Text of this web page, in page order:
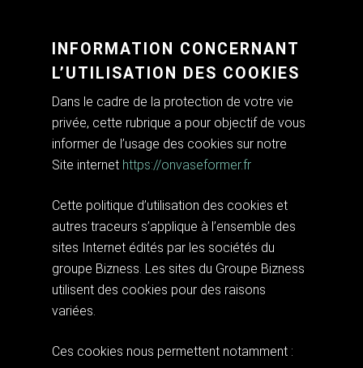
INFORMATION CONCERNANT
L’UTILISATION DES COOKIES
Dans le cadre de la protection de votre vie
privée, cette rubrique a pour objectif de vous
informer de l’usage des cookies sur notre
Site internet https://onvaseformer.fr
Cette politique d’utilisation des cookies et
autres traceurs s’applique à l’ensemble des
sites Internet édités par les sociétés du
groupe Bizness. Les sites du Groupe Bizness
utilisent des cookies pour des raisons
variées.
Ces cookies nous permettent notamment :